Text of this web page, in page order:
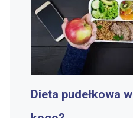
Dieta pudełkowa